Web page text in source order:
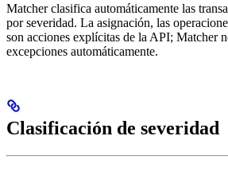
Matcher clasifica automáticamente las
por severidad. La asignación, las
son acciones explícitas de la API; Matcher
excepciones automáticamente.
Clasificación de severidad